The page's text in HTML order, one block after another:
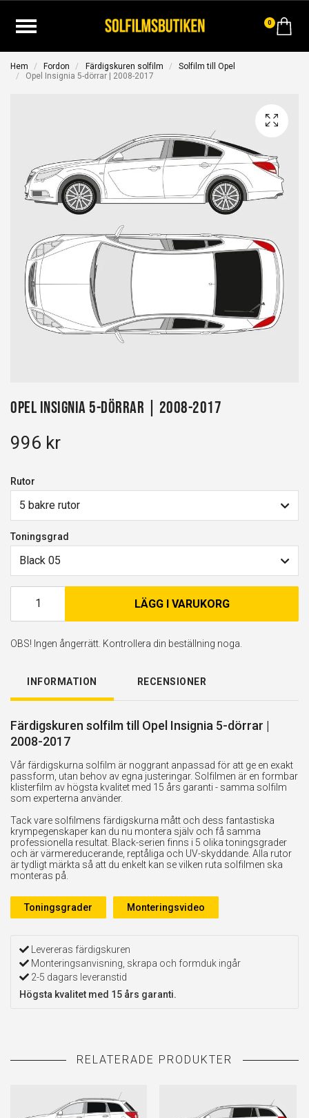
0
Hem Fordon Färdigskuren solfilm
Solfilm till Opel
Opel Insignia 5-dörrar | 2008-2017
Opel Insignia 5-dörrar | 2008-2017
996 kr
Rutor
5 bakre rutor
Toningsgrad
Black 05
LÄGG I VARUKORG
OBS! Ingen ångerrätt. Kontrollera din beställning noga.
INFORMATION RECENSIONER
Färdigskuren solfilm till Opel Insignia 5-dörrar |
2008-2017
Vår färdigskurna solfilm är noggrant anpassad för att ge en exakt
passform, utan behov av egna justeringar. Solfilmen är en formbar
klisterfilm av högsta kvalitet med 15 års garanti - samma solfilm
som experterna använder.
Tack vare solfilmens färdigskurna mått och dess fantastiska
krympegenskaper kan du nu montera själv och få samma
professionella resultat. Black-serien finns i 5 olika toningsgrader
och är värmereducerande, reptåliga och UV-skyddande. Alla rutor
är tydligt märkta så att du enkelt kan se vilken ruta solfilmen ska
monteras på.
Toningsgrader Monteringsvideo
Levereras färdigskuren
Monteringsanvisning, skrapa och formduk ingår
2-5 dagars leveranstid
Högsta kvalitet med 15 års garanti.